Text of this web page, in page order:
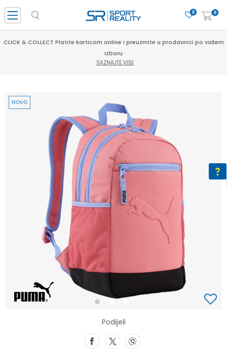
0
0
CLICK & COLLECT Platite karticom online i preuzmite u prodavnici po vašem
izboru
SAZNAJTE VIŠE
1
NOVO
Podijeli